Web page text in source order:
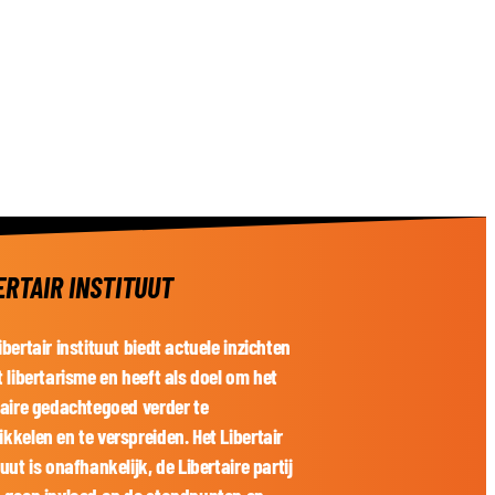
INSTITUUT
instituut biedt actuele inzichten
libertarisme en heeft als doel om het
gedachtegoed verder te
en te verspreiden. Het Libertair
is onafhankelijk, de Libertaire partij